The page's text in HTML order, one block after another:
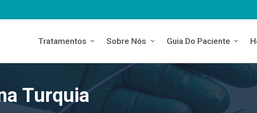
Tratamentos Sobre Nós Guia Do Paciente
Turquia